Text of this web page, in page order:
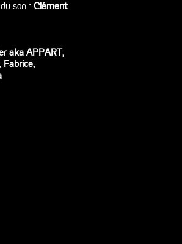
son : Clément
aka APPART,
Fabrice,